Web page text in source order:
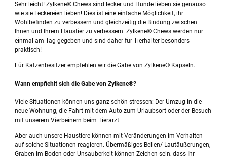
Sehr leicht! Zylkene® Chews sind lecker und Hunde lieben sie genauso
wie sie Leckereien lieben! Dies ist eine einfache Möglichkeit, ihr
Wohlbefinden zu verbessern und gleichzeitig die Bindung zwischen
Ihnen und Ihrem Haustier zu verbessern. Zylkene® Chews werden nur
einmal am Tag gegeben und sind daher für Tierhalter besonders
praktisch!
Für Katzenbesitzer empfehlen wir die Gabe von Zylkene® Kapseln.
Wann empfiehlt sich die Gabe von Zylkene®?
Viele Situationen können uns ganz schön stressen: Der Umzug in die
neue Wohnung, die Fahrt mit dem Auto zum Urlaubsort oder der Besuch
mit unserem Vierbeinern beim Tierarzt.
Aber auch unsere Haustiere können mit Veränderungen im Verhalten
auf solche Situationen reagieren. Übermäßiges Bellen/ Lautäußerungen,
Graben im Boden oder Unsauberkeit können Zeichen sein, dass Ihr